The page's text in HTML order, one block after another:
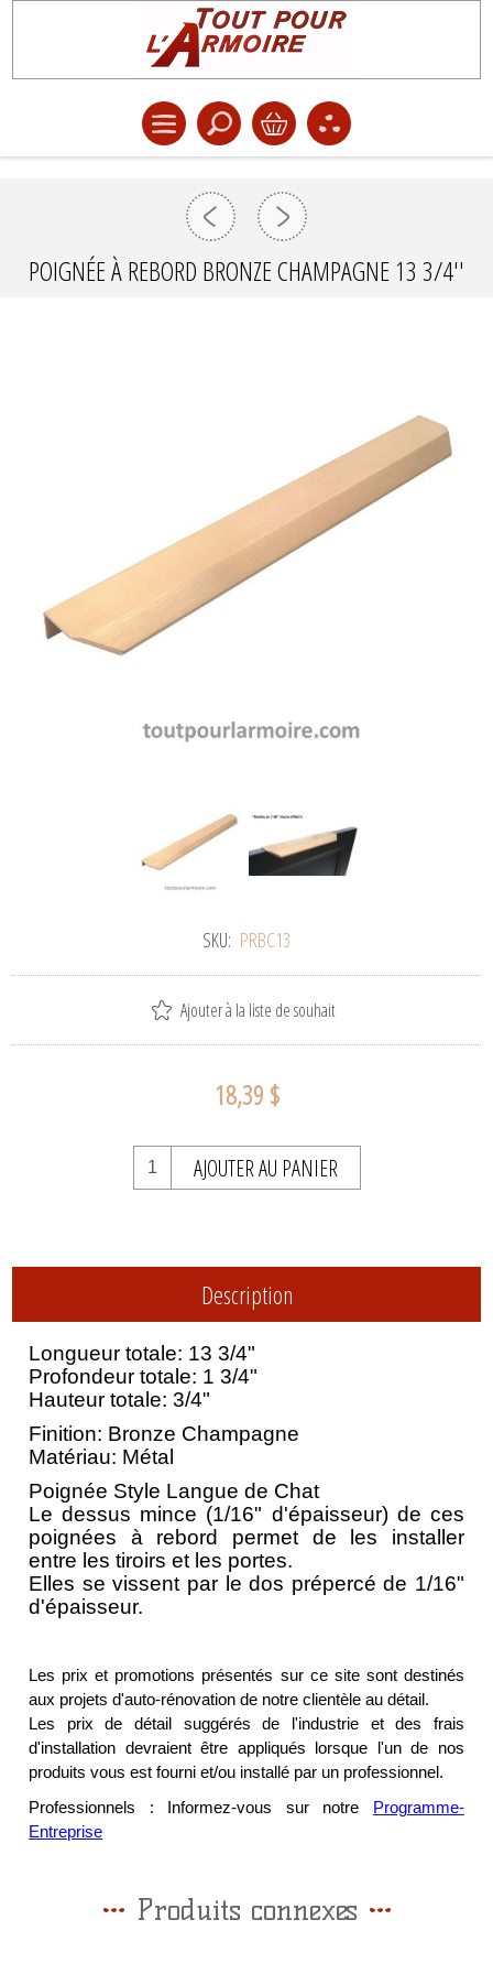
POIGNÉE À REBORD BRONZE CHAMPAGNE 13 3/4''
SKU: PRBC13
Ajouter à la liste de souhait
18,39 $
AJOUTER AU PANIER
Description
Longueur totale: 13 3/4"
Profondeur totale: 1 3/4"
Hauteur totale: 3/4"
Finition: Bronze Champagne
Matériau: Métal
Poignée Style Langue de Chat
Le dessus mince (1/16" d'épaisseur) de ces
poignées à rebord permet de les installer
entre les tiroirs et les portes.
Elles se vissent par le dos prépercé de 1/16"
d'épaisseur.
Les prix et promotions présentés sur ce site sont destinés
aux projets d'auto-rénovation de notre clientèle au détail.
Les prix de détail suggérés de l'industrie et des frais
d'installation devraient être appliqués lorsque l'un de nos
produits vous est fourni et/ou installé par un professionnel.
Professionnels : Informez-vous sur notre
Programme-
Entreprise
Produits connexes